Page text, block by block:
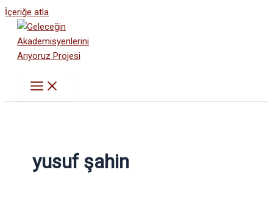
İçeriğe atla
yusuf şahin